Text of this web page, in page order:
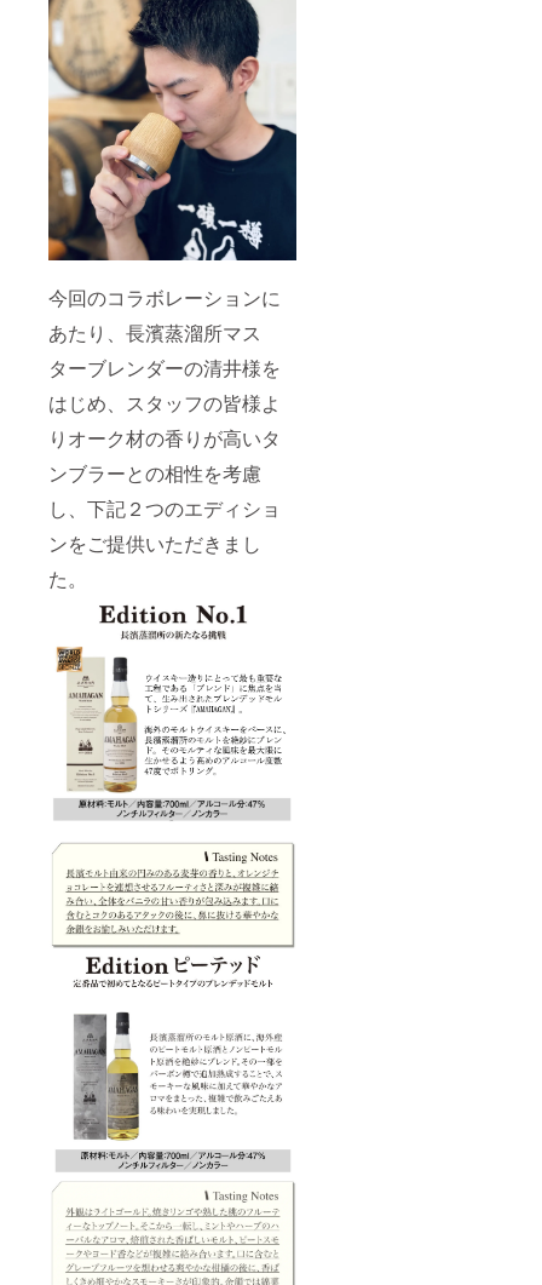
今回のコラボレーションに
あたり、長濱蒸溜所マス
ターブレンダーの清井様を
はじめ、スタッフの皆様よ
りオーク材の香りが高いタ
ンブラーとの相性を考慮
し、下記２つのエディショ
ンをご提供いただきまし
た。